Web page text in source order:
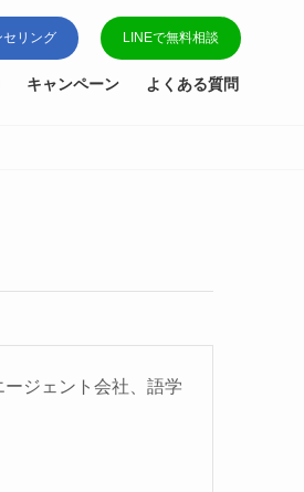
セリング LINEで無料相談
キャンペーン よくある質問
ジェント会社、語学